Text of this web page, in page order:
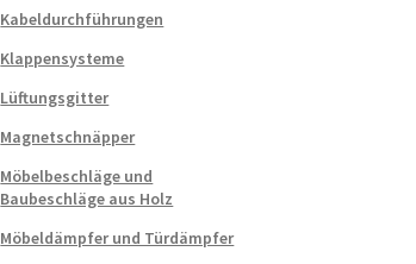
Kabeldurchführungen
Klappensysteme
Lüftungsgitter
Magnetschnäpper
Möbelbeschläge und
Baubeschläge aus Holz
Möbeldämpfer und Türdämpfer